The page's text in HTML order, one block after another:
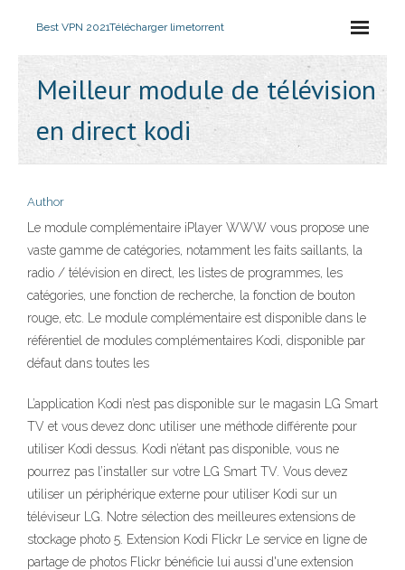
Best VPN 2021Télécharger limetorrent
Meilleur module de télévision
en direct kodi
Author
Le module complémentaire iPlayer WWW vous propose une
vaste gamme de catégories, notamment les faits saillants, la
radio / télévision en direct, les listes de programmes, les
catégories, une fonction de recherche, la fonction de bouton
rouge, etc. Le module complémentaire est disponible dans le
référentiel de modules complémentaires Kodi, disponible par
défaut dans toutes les
L’application Kodi n’est pas disponible sur le magasin LG Smart
TV et vous devez donc utiliser une méthode différente pour
utiliser Kodi dessus. Kodi n’étant pas disponible, vous ne
pourrez pas l’installer sur votre LG Smart TV. Vous devez
utiliser un périphérique externe pour utiliser Kodi sur un
téléviseur LG. Notre sélection des meilleures extensions de
stockage photo 5. Extension Kodi Flickr Le service en ligne de
partage de photos Flickr bénéficie lui aussi d'une extension